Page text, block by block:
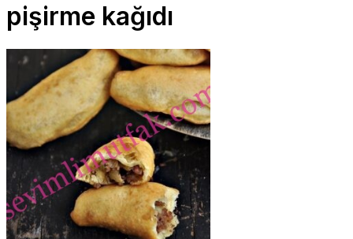
pişirme kağıdı